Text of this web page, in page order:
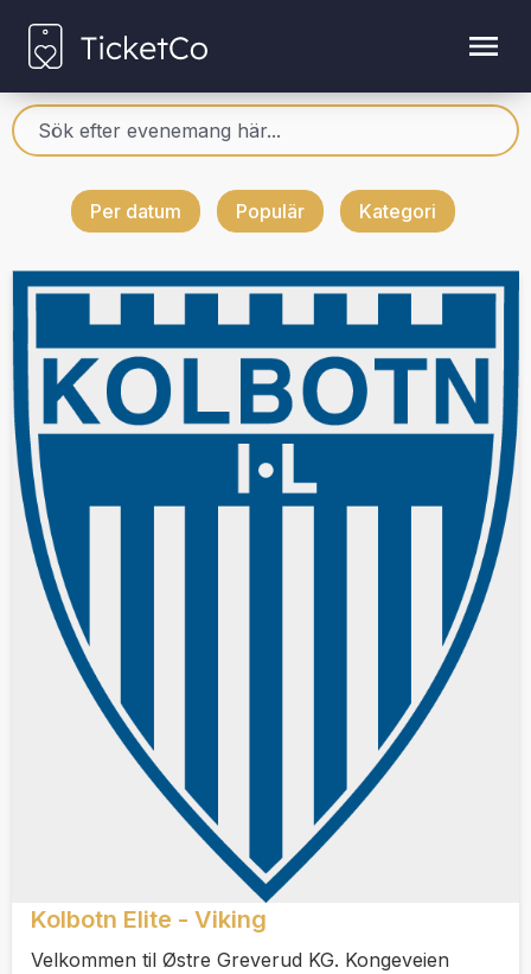
Per datum Populär Kategori
Kolbotn Elite - Viking
Velkommen til Østre Greverud KG. Kongeveien